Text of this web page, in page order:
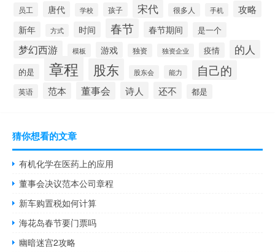
员工 唐代 学校 孩子 宋代 很多人 手机 攻略
新年 方式 时间 春节 春节期间 是一个
梦幻西游 模板 游戏 独资 独资企业 疫情 的人
的是 章程 股东 股东会 能力 自己的
英语 范本 董事会 诗人 还不 都是
猜你想看的文章
有机化学在医药上的应用
董事会决议范本公司章程
新车购置税如何计算
海花岛春节要门票吗
幽暗迷宫2攻略